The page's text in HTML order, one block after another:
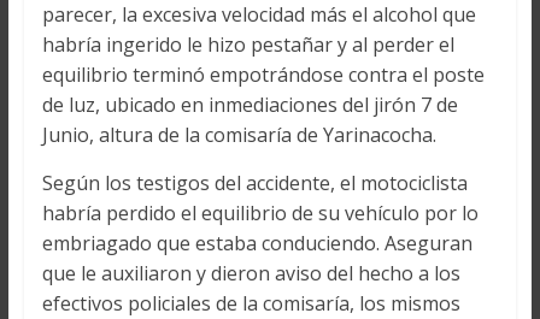
parecer, la excesiva velocidad más el alcohol que
habría ingerido le hizo pestañar y al perder el
equilibrio terminó empotrándose contra el poste
de luz, ubicado en inmediaciones del jirón 7 de
Junio, altura de la comisaría de Yarinacocha.
Según los testigos del accidente, el motociclista
habría perdido el equilibrio de su vehículo por lo
embriagado que estaba conduciendo. Aseguran
que le auxiliaron y dieron aviso del hecho a los
efectivos policiales de la comisaría, los mismos